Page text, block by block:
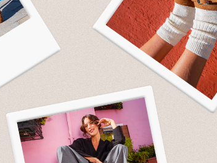
CONTATTI
tuo carrello è vuoto.
prodotto nel carrello. Visita il nostroshop online